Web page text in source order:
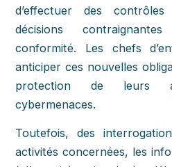
d’effectuer des
décisions
conformité. Les chefs
anticiper ces nouvelles
protection de leurs
cybermenaces.
Toutefois, des
activités concernées, les